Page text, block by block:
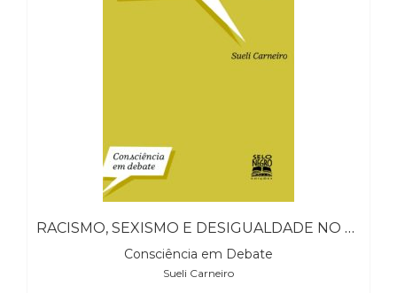
RACISMO, SEXISMO E DESIGUALDADE NO BRASIL
Consciência em Debate
Sueli Carneiro